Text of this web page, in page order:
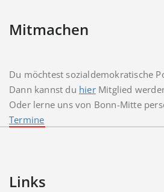
Mitmachen
Du möchtest sozialdemokratische
Dann kannst du hierMitglied
Oder lerne uns von Bonn-Mitte
Termine
Links